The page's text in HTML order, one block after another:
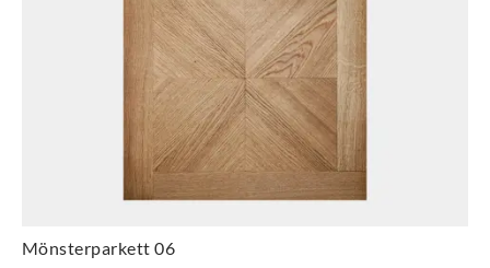
Mönsterparkett 06